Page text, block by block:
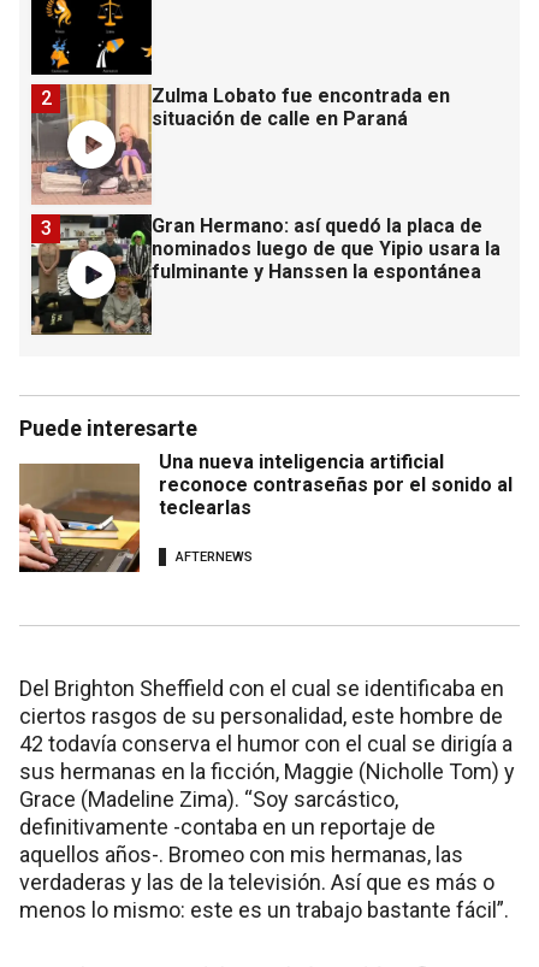
Zulma Lobato fue encontrada en
situación de calle en Paraná
2
Gran Hermano: así quedó la placa de
nominados luego de que Yipio usara la
fulminante y Hanssen la espontánea
3
Puede interesarte
Una nueva inteligencia artificial
reconoce contraseñas por el sonido al
teclearlas
AFTERNEWS
Del Brighton Sheffield con el cual se identificaba en
ciertos rasgos de su personalidad, este hombre de
42 todavía conserva el humor con el cual se dirigía a
sus hermanas en la ficción, Maggie (Nicholle Tom) y
Grace (Madeline Zima). “Soy sarcástico,
definitivamente -contaba en un reportaje de
aquellos años-. Bromeo con mis hermanas, las
verdaderas y las de la televisión. Así que es más o
menos lo mismo: este es un trabajo bastante fácil”.